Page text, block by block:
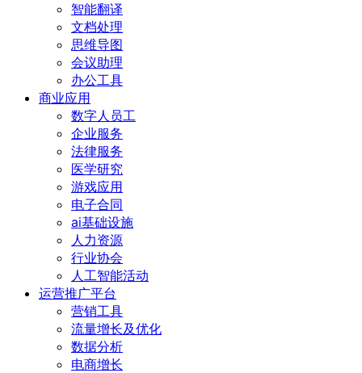
智能翻译
文档处理
思维导图
会议助理
办公工具
商业应用
数字人员工
企业服务
法律服务
医学研究
游戏应用
电子合同
ai基础设施
人力资源
行业协会
人工智能活动
运营推广平台
营销工具
流量增长及优化
数据分析
电商增长